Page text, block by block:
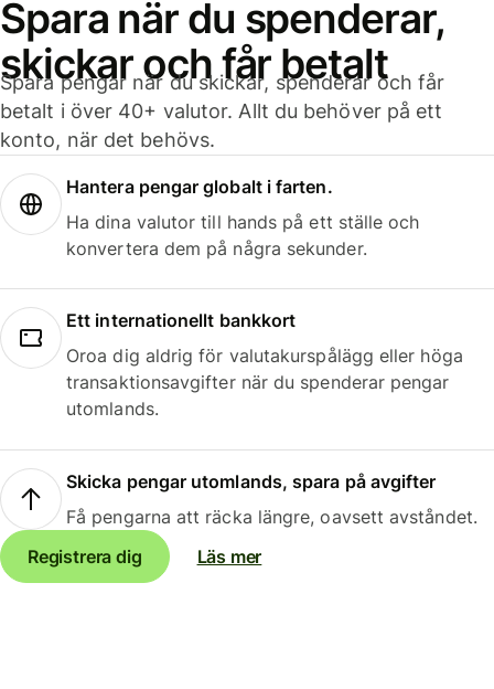
Spara när du spenderar,
skickar och får betalt
Spara pengar när du skickar, spenderar och får
betalt i över 40+ valutor. Allt du behöver på ett
konto, när det behövs.
Hantera pengar globalt i farten.
Ha dina valutor till hands på ett ställe och
konvertera dem på några sekunder.
Ett internationellt bankkort
Oroa dig aldrig för valutakurspålägg eller höga
transaktionsavgifter när du spenderar pengar
utomlands.
Skicka pengar utomlands, spara på avgifter
Få pengarna att räcka längre, oavsett avståndet.
Registrera dig
Läs mer